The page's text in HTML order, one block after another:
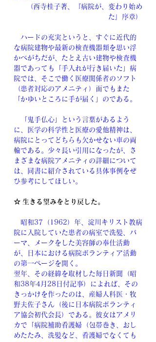
（西寺桂子著、『病院が、変わり始め
た』序章）
ハードの充実というと、すぐに近代的
な病院建物や最新の検査機器類を思い浮
かべがちだが、たとえ古い建物や検査機
器であっても「手入れが行き届いた」病
院では、そこで働く医療関係者のソフト
（患者対応のアメニティ）面でもまた
「かゆいところに手が届く」のである。
「鬼手仏心」という言葉があるよう
に、医学の科学性と医療の愛他精神は、
病院にとってどちらも欠かせない車の両
輪である。少々長い引用になったが、さ
まざまな病院アメニティの詳細について
は、同書に紹介されている具体事例をぜ
ひ参考にしてほしい。
☆ 生きる望みをとり戻した。
昭和37（1962）年、淀川キリスト教病
院に入院していた患者の病室で洗髪、パ
ーマ、メークをした美容師の奉仕活動
が、日本における病院ボランティア活動
の第一ページを開く。
翌年、その経緯を取材した毎日新聞（昭
和38年4月28日付記事）によれば、その
きっかけを作ったのは、産婦人科医・牧
野夫佐子さん（後に日本病院ボランティ
ア協会初代会長）である。彼女はアメリ
カで「病院補助看護婦（包帯巻き、おし
めたたみ、洗髪など、看護婦でなくても